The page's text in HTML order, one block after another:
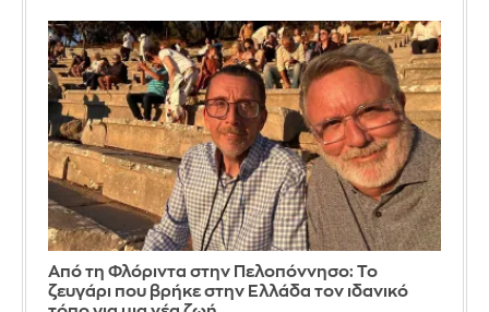
Από τη Φλόριντα στην Πελοπόννησο: Το
ζευγάρι που βρήκε στην Ελλάδα τον ιδανικό